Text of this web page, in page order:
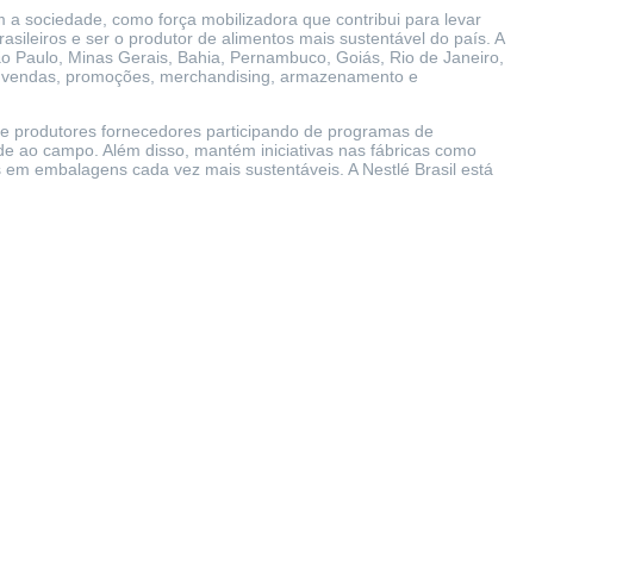
sociedade, como força mobilizadora que contribui para levar
e ser o produtor de alimentos mais sustentável do país. A
Minas Gerais, Bahia, Pernambuco, Goiás, Rio de Janeiro,
promoções, merchandising, armazenamento e
produtores fornecedores participando de programas de
ao campo. Além disso, mantém iniciativas nas fábricas como
embalagens cada vez mais sustentáveis. A Nestlé Brasil está